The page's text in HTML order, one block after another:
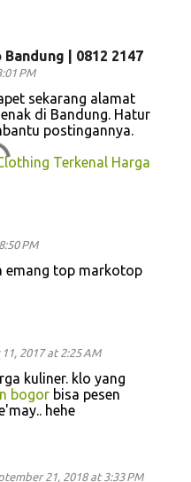
| 0812 2147
PM
sekarang alamat
di Bandung. Hatur
postingannya.
Terkenal Harga
PM
emang top markotop
11, 2017 at 2:25 AM
kuliner. klo yang
bogor bisa pesen
hehe
21, 2018 at 3:33 PM